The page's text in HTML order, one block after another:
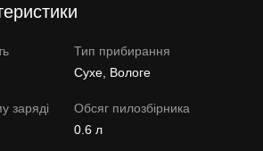
Тип прибирання
Сухе, Вологе
заряді
Обсяг пилозбірника
0.6 л